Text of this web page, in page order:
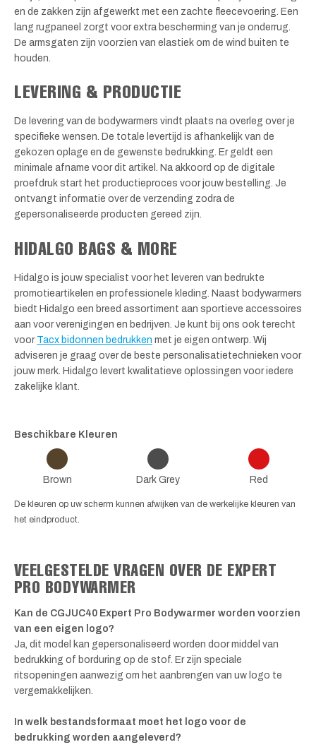
en de zakken zijn afgewerkt met een zachte fleecevoering. Een
lang rugpaneel zorgt voor extra bescherming van je onderrug.
De armsgaten zijn voorzien van elastiek om de wind buiten te
houden.
LEVERING & PRODUCTIE
De levering van de bodywarmers vindt plaats na overleg over je
specifieke wensen. De totale levertijd is afhankelijk van de
gekozen oplage en de gewenste bedrukking. Er geldt een
minimale afname voor dit artikel. Na akkoord op de digitale
proefdruk start het productieproces voor jouw bestelling. Je
ontvangt informatie over de verzending zodra de
gepersonaliseerde producten gereed zijn.
HIDALGO BAGS & MORE
Hidalgo is jouw specialist voor het leveren van bedrukte
promotieartikelen en professionele kleding. Naast bodywarmers
biedt Hidalgo een breed assortiment aan sportieve accessoires
aan voor verenigingen en bedrijven. Je kunt bij ons ook terecht
voor Tacx bidonnen bedrukken met je eigen ontwerp. Wij
adviseren je graag over de beste personalisatietechnieken voor
jouw merk. Hidalgo levert kwalitatieve oplossingen voor iedere
zakelijke klant.
Beschikbare Kleuren
Brown Dark Grey Red
De kleuren op uw scherm kunnen afwijken van de werkelijke kleuren van
het eindproduct.
VEELGESTELDE VRAGEN OVER DE EXPERT
PRO BODYWARMER
Kan de CGJUC40 Expert Pro Bodywarmer worden voorzien
van een eigen logo?
Ja, dit model kan gepersonaliseerd worden door middel van
bedrukking of borduring op de stof. Er zijn speciale
ritsopeningen aanwezig om het aanbrengen van uw logo te
vergemakkelijken.
In welk bestandsformaat moet het logo voor de
bedrukking worden aangeleverd?